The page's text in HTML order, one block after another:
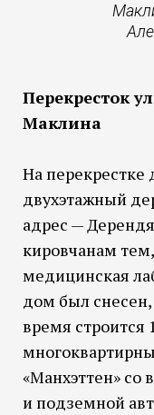
Перекресток
Маклина
На перекрестке
двухэтажный
адрес —
кировчанам
медицинская
дом был снесен,
время строится
«Манхэттен»
и подземной